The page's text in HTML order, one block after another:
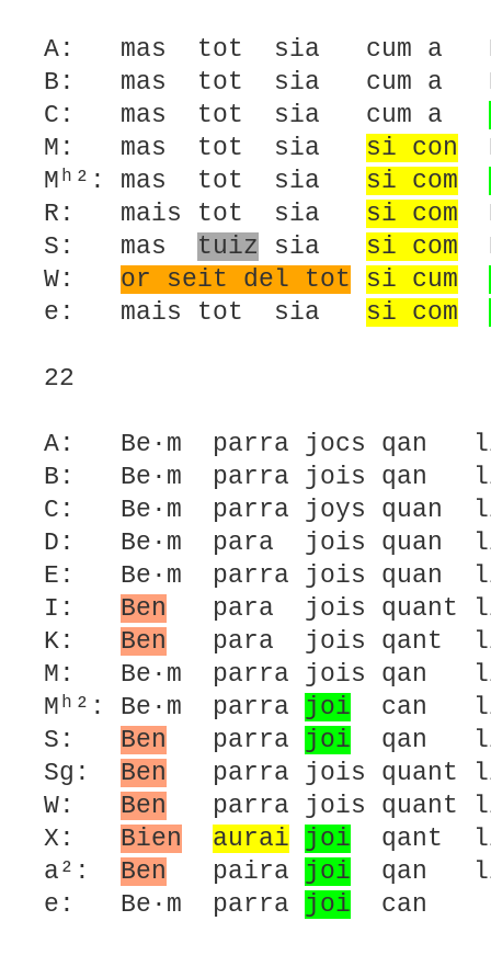
A: mas tot sia cum a
B: mas tot sia cum a
C: mas tot sia cum a
M: mas tot sia si con
Mʰ²: mas tot sia si com
R: mais tot sia si com
S: mas tuiz sia si com
W: or seit del tot si cum
e: mais tot sia si com
22
A: Be·m parra jocs qan
B: Be·m parra jois qan
C: Be·m parra joys quan
D: Be·m para jois quan
E: Be·m parra jois quan
I: Ben para jois quant
K: Ben para jois qant li
M: Be·m parra jois qan
Mʰ²: Be·m parra joi can li
S: Ben parra joi qan li
Sg: Ben parra jois quant
W: Ben parra jois quant
X: Bien aurai joi qant li
a²: Ben paira joi qan li
e: Be·m parra joi can